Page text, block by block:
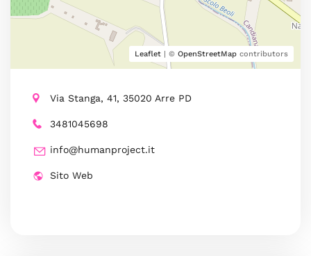
Leaflet | © OpenStreetMap contributors
Via Stanga, 41, 35020 Arre PD
3481045698
info@humanproject.it
Sito Web